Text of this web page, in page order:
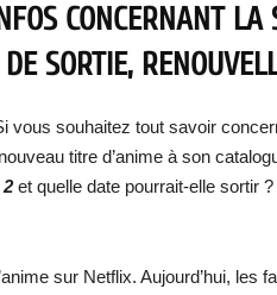
CONCERNANT
SORTIE,
vous souhaitez tout savoir
titre d’anime à son
2et quelle date pourrait-elle sortir ?
sur Netflix. Aujourd’hui, les